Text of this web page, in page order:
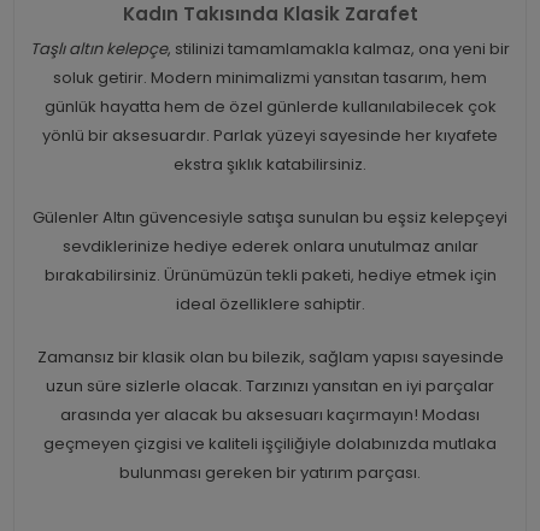
Kadın Takısında Klasik Zarafet
Taşlı altın kelepçe, stilinizi tamamlamakla kalmaz, ona yeni bir
soluk getirir. Modern minimalizmi yansıtan tasarım, hem
günlük hayatta hem de özel günlerde kullanılabilecek çok
yönlü bir aksesuardır. Parlak yüzeyi sayesinde her kıyafete
ekstra şıklık katabilirsiniz.
Gülenler Altın güvencesiyle satışa sunulan bu eşsiz kelepçeyi
sevdiklerinize hediye ederek onlara unutulmaz anılar
bırakabilirsiniz. Ürünümüzün tekli paketi, hediye etmek için
ideal özelliklere sahiptir.
Zamansız bir klasik olan bu bilezik, sağlam yapısı sayesinde
uzun süre sizlerle olacak. Tarzınızı yansıtan en iyi parçalar
arasında yer alacak bu aksesuarı kaçırmayın! Modası
geçmeyen çizgisi ve kaliteli işçiliğiyle dolabınızda mutlaka
bulunması gereken bir yatırım parçası.